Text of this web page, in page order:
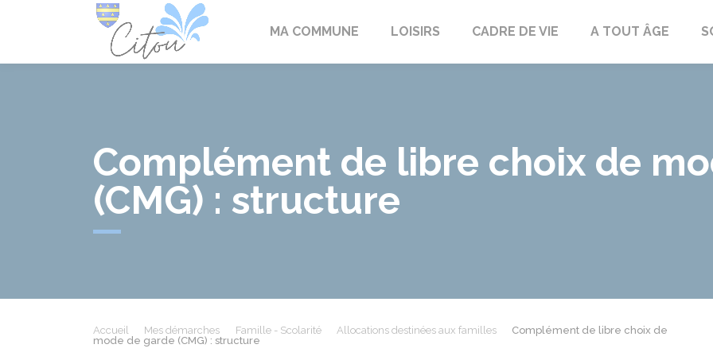
MA COMMUNE LOISIRS CADRE DE VIE A TOUT ÂGE
Complément de libre choix de
(CMG) : structure
Accueil Mes démarches Famille - Scolarité Allocations destinées aux familles
Complément de libre choix de
mode de garde (CMG) : structure